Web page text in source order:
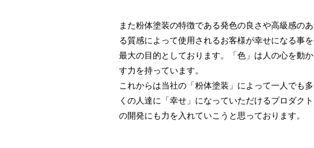
また粉体塗装の特徴である発色の良さや高級感のあ
る質感によって使用されるお客様が幸せになる事を
最大の目的としております。「色」は人の心を動か
す力を持っています。
これからは当社の「粉体塗装」によって一人でも多
くの人達に「幸せ」になっていただけるプロダクト
の開発にも力を入れていこうと思っております。